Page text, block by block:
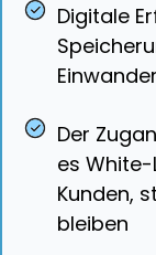
Digitale
Der
es White-
Kunden,
bleiben